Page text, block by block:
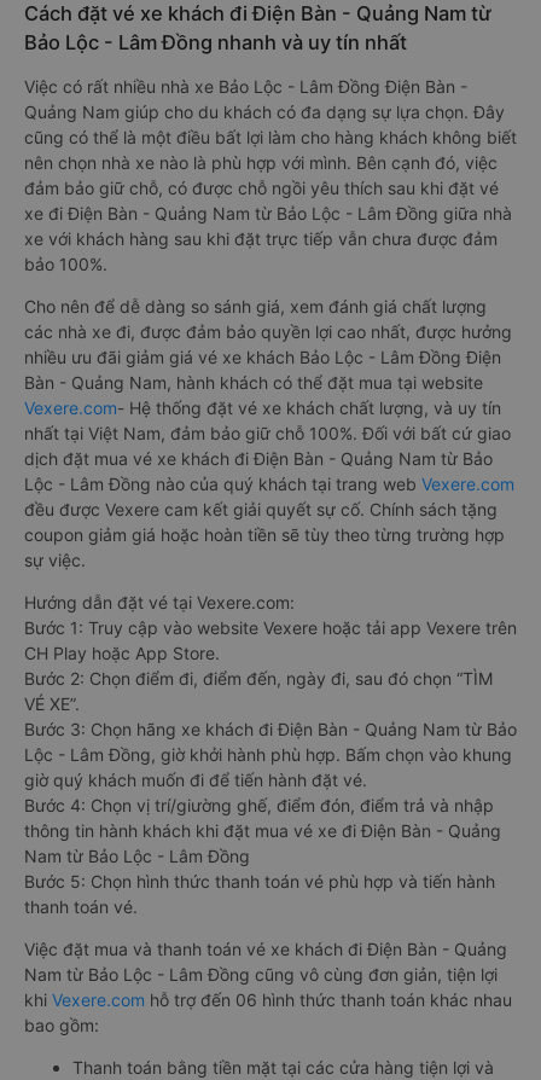
Cách đặt vé xe khách đi Điện Bàn - Quảng Nam từ
Bảo Lộc - Lâm Đồng nhanh và uy tín nhất
Việc có rất nhiều nhà xe Bảo Lộc - Lâm Đồng Điện Bàn -
Quảng Nam giúp cho du khách có đa dạng sự lựa chọn. Đây
cũng có thể là một điều bất lợi làm cho hàng khách không biết
nên chọn nhà xe nào là phù hợp với mình. Bên cạnh đó, việc
đảm bảo giữ chỗ, có được chỗ ngồi yêu thích sau khi đặt vé
xe đi Điện Bàn - Quảng Nam từ Bảo Lộc - Lâm Đồng giữa nhà
xe với khách hàng sau khi đặt trực tiếp vẫn chưa được đảm
bảo 100%.
Cho nên để dễ dàng so sánh giá, xem đánh giá chất lượng
các nhà xe đi, được đảm bảo quyền lợi cao nhất, được hưởng
nhiều ưu đãi giảm giá vé xe khách Bảo Lộc - Lâm Đồng Điện
Bàn - Quảng Nam, hành khách có thể đặt mua tại website
Vexere.com- Hệ thống đặt vé xe khách chất lượng, và uy tín
nhất tại Việt Nam, đảm bảo giữ chỗ 100%. Đối với bất cứ giao
dịch đặt mua vé xe khách đi Điện Bàn - Quảng Nam từ Bảo
Lộc - Lâm Đồng nào của quý khách tại trang web Vexere.com
đều được Vexere cam kết giải quyết sự cố. Chính sách tặng
coupon giảm giá hoặc hoàn tiền sẽ tùy theo từng trường hợp
sự việc.
Hướng dẫn đặt vé tại Vexere.com:
Bước 1: Truy cập vào website Vexere hoặc tải app Vexere trên
CH Play hoặc App Store.
Bước 2: Chọn điểm đi, điểm đến, ngày đi, sau đó chọn “TÌM
VÉ XE”.
Bước 3: Chọn hãng xe khách đi Điện Bàn - Quảng Nam từ Bảo
Lộc - Lâm Đồng, giờ khởi hành phù hợp. Bấm chọn vào khung
giờ quý khách muốn đi để tiến hành đặt vé.
Bước 4: Chọn vị trí/giường ghế, điểm đón, điểm trả và nhập
thông tin hành khách khi đặt mua vé xe đi Điện Bàn - Quảng
Nam từ Bảo Lộc - Lâm Đồng
Bước 5: Chọn hình thức thanh toán vé phù hợp và tiến hành
thanh toán vé.
Việc đặt mua và thanh toán vé xe khách đi Điện Bàn - Quảng
Nam từ Bảo Lộc - Lâm Đồng cũng vô cùng đơn giản, tiện lợi
khi Vexere.com hỗ trợ đến 06 hình thức thanh toán khác nhau
bao gồm:
Thanh toán bằng tiền mặt tại các cửa hàng tiện lợi và